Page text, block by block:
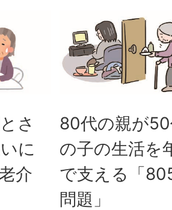
さ
に
介
80代の親が
の子の生活を
で支える「
問題」